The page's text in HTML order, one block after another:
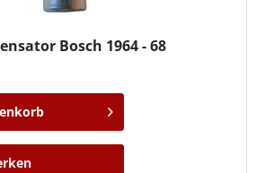
Bosch 1964 - 68